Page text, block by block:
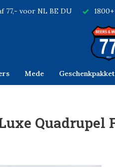
77,- voor NL BE DU
Mede
Quadrupel